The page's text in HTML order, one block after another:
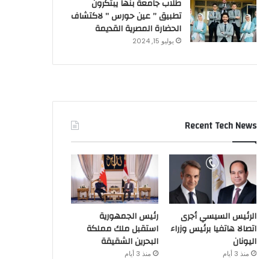
طلاب جامعة بنها يبتكرون
تطبيق ” عين حورس ” لاكتشاف
الحضارة المصرية القديمة
يوليو 15, 2024
Recent Tech News
الرئيس السيسي أجرى
اتصالا هاتفيا برئيس وزراء
اليونان
منذ 3 أيام
رئيس الجمهورية
استقبل ملك مملكة
البحرين الشقيقة
منذ 3 أيام